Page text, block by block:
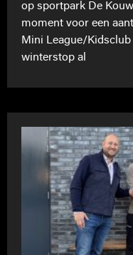
op sportpark De
moment voor een
Mini League/Kidsclub
winterstop al